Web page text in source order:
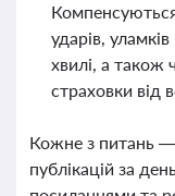
ударів,
хвилі, а також
страховки від
Кожне з питань —
публікацій за